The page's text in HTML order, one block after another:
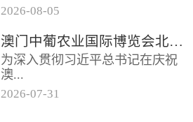
门中葡商贸促进协会共同主办的
“第二届澳门中葡农业国际博览会
北京推介会”在全国农业展览馆
召...
2026-08-05
澳门中葡农业国际博览会北京推介会邀请函
为深入贯彻习近平总书记在庆祝
澳...
2026-07-31